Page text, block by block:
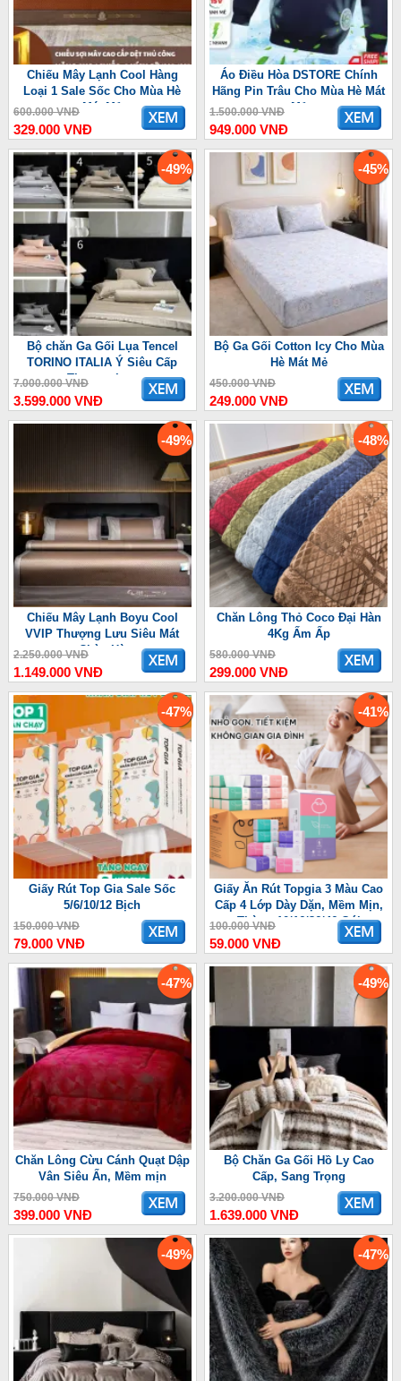
Chiếu Mây Lạnh Cool Hàng
Loại 1 Sale Sốc Cho Mùa Hè
Mát Mẻ
600.000 VNĐ
329.000 VNĐ
Áo Điều Hòa DSTORE Chính
Hãng Pin Trâu Cho Mùa Hè Mát
Mẻ
1.500.000 VNĐ
949.000 VNĐ
-49%
Bộ chăn Ga Gối Lụa Tencel
TORINO ITALIA Ý Siêu Cấp
Thượng Lưu
7.000.000 VNĐ
3.599.000 VNĐ
-45%
Bộ Ga Gối Cotton Icy Cho Mùa
Hè Mát Mẻ
450.000 VNĐ
249.000 VNĐ
-49%
Chiếu Mây Lạnh Boyu Cool
VVIP Thượng Lưu Siêu Mát
Chào Hè
2.250.000 VNĐ
1.149.000 VNĐ
-48%
Chăn Lông Thỏ Coco Đại Hàn
4Kg Ấm Ấp
580.000 VNĐ
299.000 VNĐ
-47%
Giấy Rút Top Gia Sale Sốc
5/6/10/12 Bịch
150.000 VNĐ
79.000 VNĐ
-41%
Giấy Ăn Rút Topgia 3 Màu Cao
Cấp 4 Lớp Dày Dặn, Mềm Mịn,
Thùng 10/16/36/46 Gói
100.000 VNĐ
59.000 VNĐ
-47%
Chăn Lông Cừu Cánh Quạt Dập
Vân Siêu Ấn, Mềm mịn
750.000 VNĐ
399.000 VNĐ
-49%
Bộ Chăn Ga Gối Hồ Ly Cao
Cấp, Sang Trọng
3.200.000 VNĐ
1.639.000 VNĐ
-49% -47%